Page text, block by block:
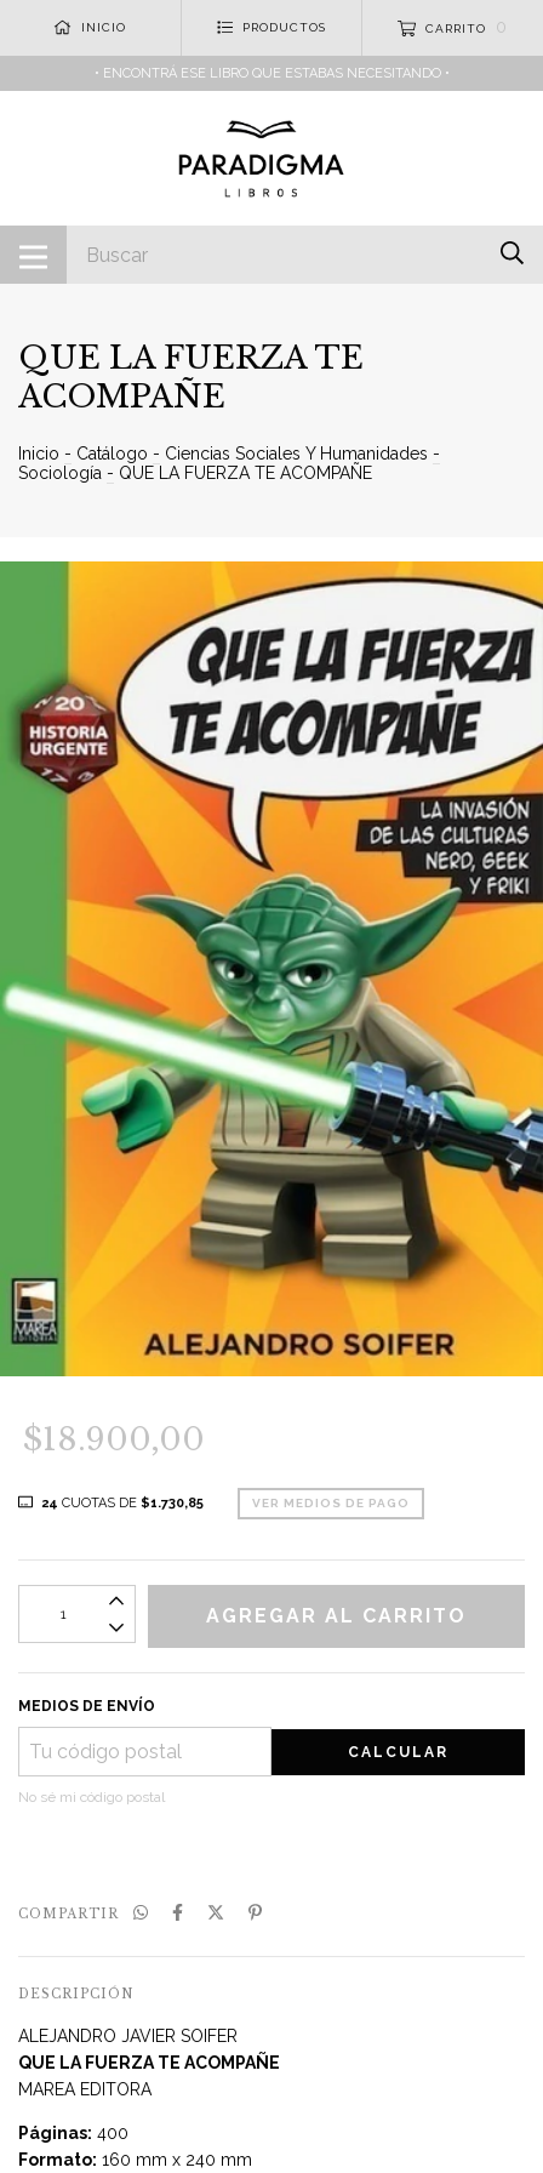
INICIO PRODUCTOS CARRITO 0
• ENCONTRÁ ESE LIBRO QUE ESTABAS NECESITANDO •
QUE LA FUERZA TE
ACOMPAÑE
Inicio - Catálogo - Ciencias Sociales Y Humanidades -
Sociología - QUE LA FUERZA TE ACOMPAÑE
$18.900,00
24 CUOTAS DE$1.730,85 VER MEDIOS DE PAGO
MEDIOS DE ENVÍO
CALCULAR
No sé mi código postal
COMPARTIR
DESCRIPCIÓN
ALEJANDRO JAVIER SOIFER
QUE LA FUERZA TE ACOMPAÑE
MAREA EDITORA
Páginas: 400
Formato: 160 mm x 240 mm